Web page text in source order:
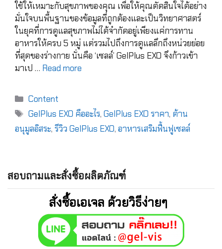
ใช้ให้เหมาะกับสุขภาพของคุณ เพื่อให้คุณตัดสินใจได้อย่าง
มั่นใจบนพื้นฐานของข้อมูลที่ถูกต้องและเป็นวิทยาศาสตร์
ในยุคที่การดูแลสุขภาพไม่ได้จำกัดอยู่เพียงแค่การทาน
อาหารให้ครบ 5 หมู่ แต่รวมไปถึงการดูแลลึกถึงหน่วยย่อย
ที่สุดของร่างกาย นั่นคือ ‘เซลล์’ GelPlus EXO จึงก้าวเข้า
มาเป … Read more
Content
GelPlus EXO คืออะไร,GelPlus EXO ราคา, ต้าน
อนุมูลอิสระ, รีวิว GelPlus EXO, อาหารเสริมฟื้นฟูเซลล์
สอบถามและสั่งซื้อผลิตภัณฑ์
สั่งซื้อเอเจล ด้วยวิธีง่ายๆ